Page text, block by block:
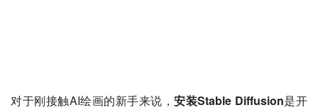
对于刚接触AI绘画的新手来说，安装Stable Diffusion是开